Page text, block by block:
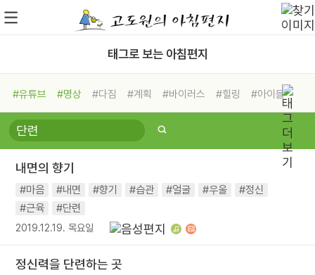
태그로 보는 아침편지
#유튜브 #명상 #다짐 #계획 #바이러스 #힐링
#아이들
#비전캠프
#독서캠프 #삶
#희망
#나눔 #친구 #링컨학교
#독서
#건강
내면의 향기
#마음 #내면 #향기 #습관 #얼굴 #우울
#정신
#근육
#단련
2019.12.19. 목요일
정신력을 단련하는 곳